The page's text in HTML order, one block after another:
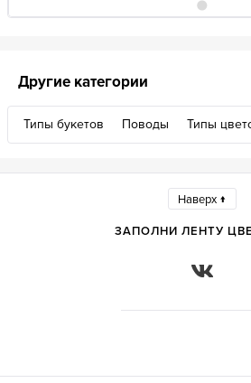
Другие категории
Типы букетов Поводы Типы
ЗАПОЛНИ ЛЕНТУ
Наверх ↑